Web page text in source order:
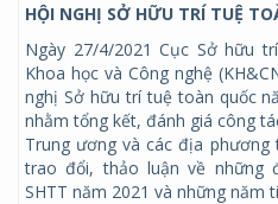
HỘI NGHỊ SỞ HỮU TRÍ TUỆ
Ngày 27/4/2021 Cục Sở hữu
Khoa học và Công nghệ
nghị Sở hữu trí tuệ toàn quốc
nhằm tổng kết, đánh giá công
Trung ương và các địa phương
trao đổi, thảo luận về những
SHTT năm 2021 và những năm